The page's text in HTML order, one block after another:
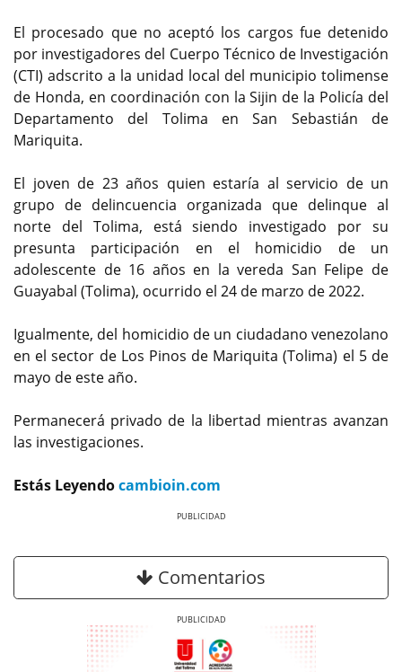
El procesado que no aceptó los cargos fue detenido
por investigadores del Cuerpo Técnico de Investigación
(CTI) adscrito a la unidad local del municipio tolimense
de Honda, en coordinación con la Sijin de la Policía del
Departamento del Tolima en San Sebastián de
Mariquita.
El joven de 23 años quien estaría al servicio de un
grupo de delincuencia organizada que delinque al
norte del Tolima, está siendo investigado por su
presunta participación en el homicidio de un
adolescente de 16 años en la vereda San Felipe de
Guayabal (Tolima), ocurrido el 24 de marzo de 2022.
Igualmente, del homicidio de un ciudadano venezolano
en el sector de Los Pinos de Mariquita (Tolima) el 5 de
mayo de este año.
Permanecerá privado de la libertad mientras avanzan
las investigaciones.
Estás Leyendocambioin.com
Comentarios